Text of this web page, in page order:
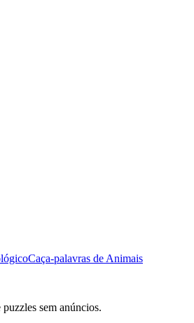
Caça-palavras de Animais
sem anúncios.